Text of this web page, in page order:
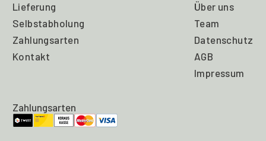
Lieferung
Selbstabholung
Zahlungsarten
Kontakt
Über uns
Team
Datenschutz
AGB
Impressum
Zahlungsarten